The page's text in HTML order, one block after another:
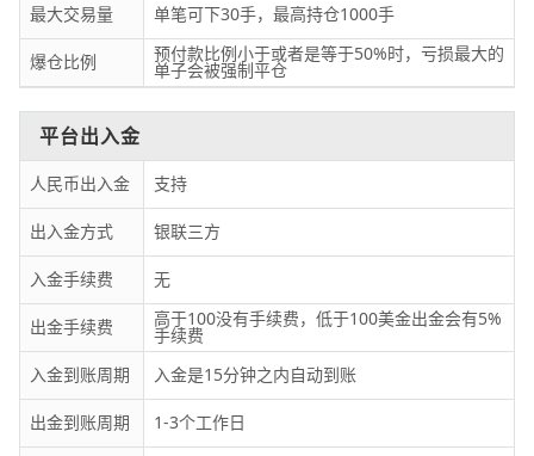
最大交易量 单笔可下30手，最高持仓1000手
爆仓比例 预付款比例小于或者是等于50%时，亏损最大的
单子会被强制平仓
平台出入金
人民币出入金 支持
出入金方式 银联三方
入金手续费 无
出金手续费 高于100没有手续费，低于100美金出金会有5%
手续费
入金到账周期
入金是15分钟之内自动到账
出金到账周期 1-3个工作日